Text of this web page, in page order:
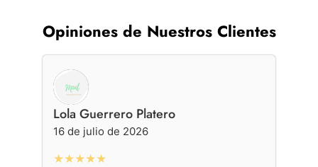
Opiniones de Nuestros Clientes
Lola Guerrero Platero
16 de julio de 2026
★★★★★